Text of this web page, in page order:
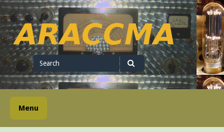
Skip
to
content
ARACCMA
Search
for
Search
Menu